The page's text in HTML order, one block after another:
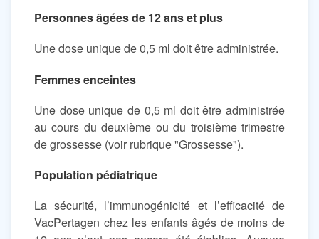
Personnes âgées de 12 ans et plus
Une dose unique de 0,5 ml doit être administrée.
Femmes enceintes
Une dose unique de 0,5 ml doit être administrée
au cours du deuxième ou du troisième trimestre
de grossesse (voir rubrique "Grossesse").
Population pédiatrique
La sécurité, l’immunogénicité et l’efficacité de
VacPertagen chez les enfants âgés de moins de